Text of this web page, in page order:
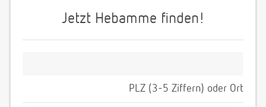
Jetzt Hebamme finden!
PLZ (3-5 Ziffern) oder Ort